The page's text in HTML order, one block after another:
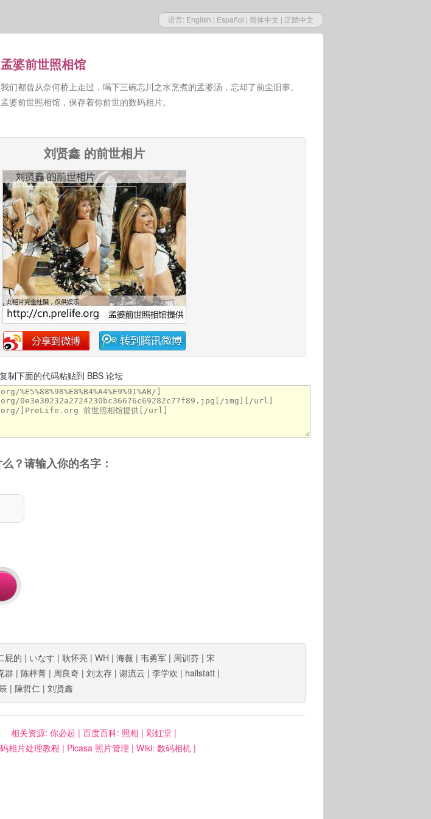
语言: English | Español | 简体中文 | 正體中文
孟婆前世照相馆
我们都曾从奈何桥上走过，喝下三碗忘川之水烹煮的孟婆汤，忘却了前尘旧事。
孟婆前世照相馆，保存着你前世的数码相片。
刘贤鑫 的前世相片
制下面的代码粘贴到 BBS 论坛
？请输入你的名字：
屁的 | いなす | 耿怀亮 | WH | 海薇 | 韦勇军 | 周训芬 | 宋
群 | 陈梓菁 | 周良奇 | 刘太存 | 谢流云 | 李学欢 | hallstatt |
| 陳哲仁 | 刘贤鑫
相关资源: 你必起 | 百度百科: 照相 | 彩虹堂|
相片处理教程 | Picasa 照片管理 | Wiki: 数码相机|